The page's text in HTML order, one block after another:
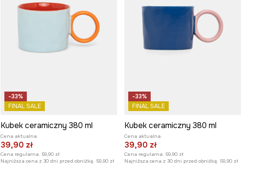
-33%
FINAL SALE
Kubek ceramiczny 380 ml
Cena aktualna:
39,90 zł
Cena regularna: 59,90 zł
Najniższa cena z 30 dni przed obniżką: 59,90 zł
-33%
FINAL SALE
Kubek ceramiczny 380 ml
Cena aktualna:
39,90 zł
Cena regularna: 59,90 zł
Najniższa cena z 30 dni przed obniżką: 59,90 zł